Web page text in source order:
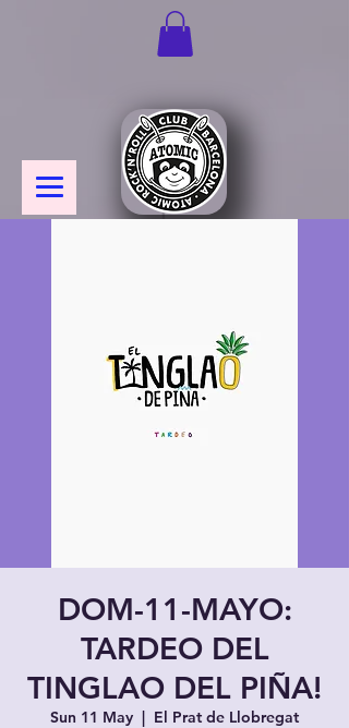
DOM-11-MAYO:
TARDEO DEL
TINGLAO DEL PIÑA!
Sun 11 May
  |
El Prat de Llobregat